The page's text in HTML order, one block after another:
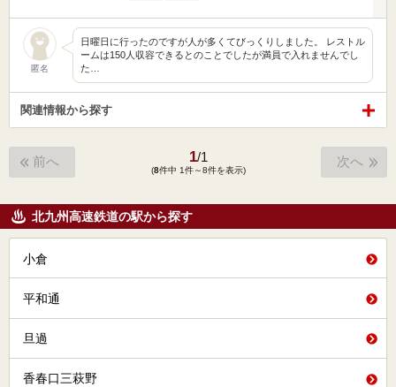
匿名
日曜日に行ったのですが人が多くてびっくりしました。 レストル
ームは150人収容できるとのことでしたが満員で入れませんでし
た…
関連情報から探す
前へ 1/1
(8件中 1件～8件を表示)
次へ
北九州高速鉄道の駅から探す
小倉
平和通
旦過
香春口三萩野